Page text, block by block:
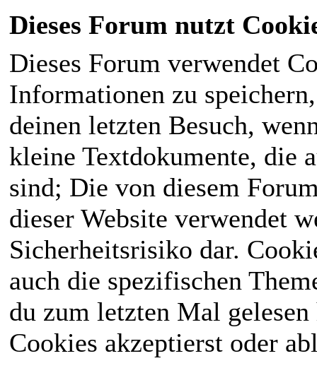
Dieses Forum nutzt
Dieses Forum verwendet
Informationen zu
deinen letzten Besuch,
kleine Textdokumente, die
sind; Die von diesem
dieser Website verwendet
Sicherheitsrisiko dar.
auch die spezifischen
du zum letzten Mal
Cookies akzeptierst oder